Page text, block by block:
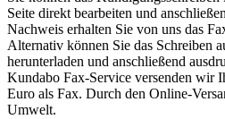
Seite direkt bearbeiten und
Nachweis erhalten Sie von uns das
Alternativ können Sie das Schreiben
herunterladen und anschließend
Kundabo Fax-Service versenden wir
Euro als Fax. Durch den Online-
Umwelt.